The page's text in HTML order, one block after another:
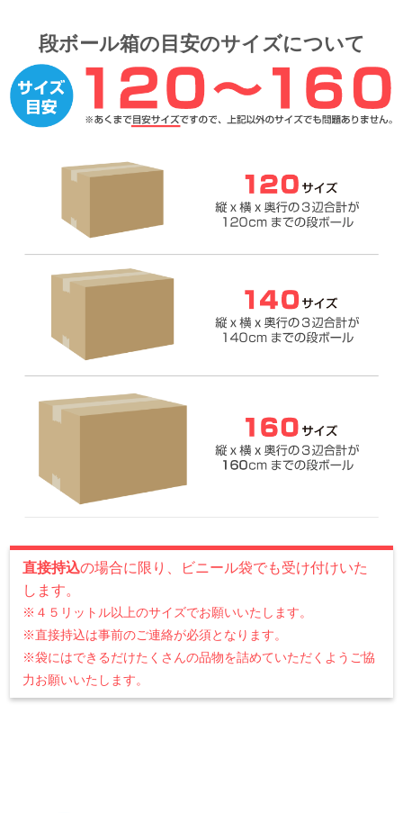
段ボール箱の目安のサイズについて
直接持込の場合に限り、ビニール袋でも受け付けいた
します。
※４５リットル以上のサイズでお願いいたします。
※直接持込は事前のご連絡が必須となります。
※袋にはできるだけたくさんの品物を詰めていただくようご協
力お願いいたします。